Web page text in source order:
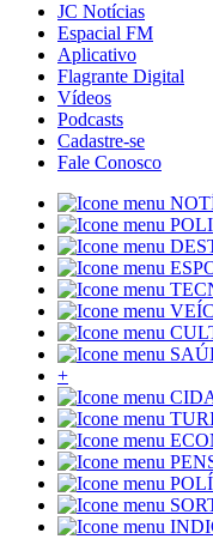
JC Notícias
Espacial FM
Aplicativo
Flagrante Digital
Vídeos
Podcasts
Cadastre-se
Fale Conosco
+